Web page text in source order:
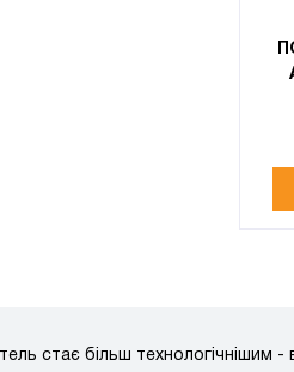
стає більш технологічнішим